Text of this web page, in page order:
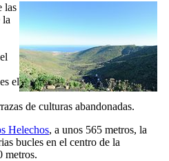
las
la
el
de culturas abandonadas.
Helechos, a unos 565 metros, la
bucles en el centro de la
metros.